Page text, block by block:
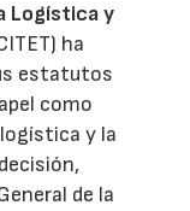
Logística y
ha
estatutos
como
y la
de la